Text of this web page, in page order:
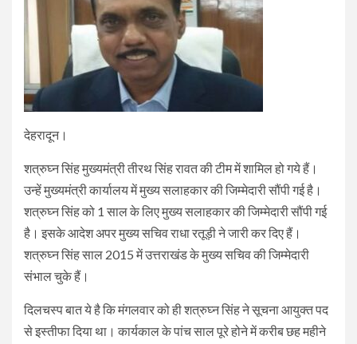
देहरादून।
शत्रुघ्न सिंह मुख्यमंत्री तीरथ सिंह रावत की टीम में शामिल हो गये हैं।
उन्हें मुख्यमंत्री कार्यालय में मुख्य सलाहकार की जिम्मेदारी सौंपी गई है।
शत्रुघ्न सिंह को 1 साल के लिए मुख्य सलाहकार की जिम्मेदारी सौंपी गई
है। इसके आदेश अपर मुख्य सचिव राधा रतूड़ी ने जारी कर दिए हैं।
शत्रुघ्न सिंह साल 2015 में उत्तराखंड के मुख्य सचिव की जिम्मेदारी
संभाल चुके हैं।
दिलचस्प बात ये है कि मंगलवार को ही शत्रुघ्न सिंह ने सूचना आयुक्त पद
से इस्तीफा दिया था। कार्यकाल के पांच साल पूरे होने में करीब छह महीने